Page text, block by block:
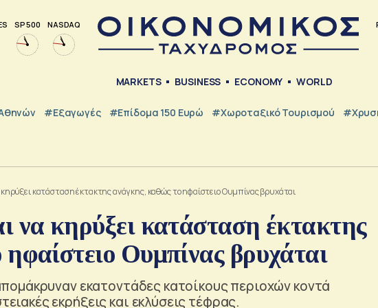
SP 500 NASDAQ
MARKETS BUSINESS ECONOMY WORLD
#εξαγωγές #Επίδομα 150 Ευρώ #Χωροταξικό Τουρισμού
κατάσταση έκτακτης ανάγκης, καθώς το ηφαίστειο Ουμπίνας βρυχάται
να κηρύξει κατάσταση έκτακτης
Ουμπίνας βρυχάται
εκατοντάδες κατοίκους περιοχών κοντά
εκρήξεις και εκλύσεις τέφρας.